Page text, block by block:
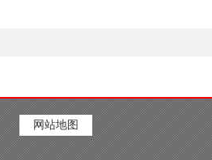
网站地图